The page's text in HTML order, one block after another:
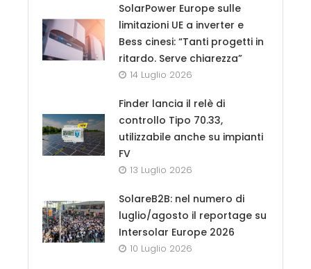
SolarPower Europe sulle
limitazioni UE a inverter e
Bess cinesi: “Tanti progetti in
ritardo. Serve chiarezza”
14 Luglio 2026
Finder lancia il relè di
controllo Tipo 70.33,
utilizzabile anche su impianti
FV
13 Luglio 2026
SolareB2B: nel numero di
luglio/agosto il reportage su
Intersolar Europe 2026
10 Luglio 2026